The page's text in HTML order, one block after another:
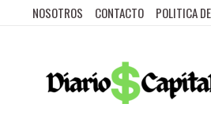
NOSOTROS CONTACTO POLITICA